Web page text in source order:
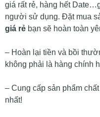
giá rất rẻ, hàng hết
người sử dụng. Đặt mua
giá rẻ bạn sẽ hoàn toàn
– Hoàn lại tiền và bồi
không phải là hàng chính
– Cung cấp sản phẩm
nhất!